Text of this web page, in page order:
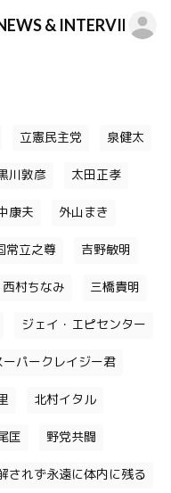
& INTERVIEW
立憲民主党 泉健太
川敦彦 太田正孝
康夫 外山まき
常立之尊 吉野敏明
西村ちなみ 三橋貴明
ジェイ・エピセンター
ーパークレイジー君
北村イタル
匡 野党共闘
されず永遠に体内に残る